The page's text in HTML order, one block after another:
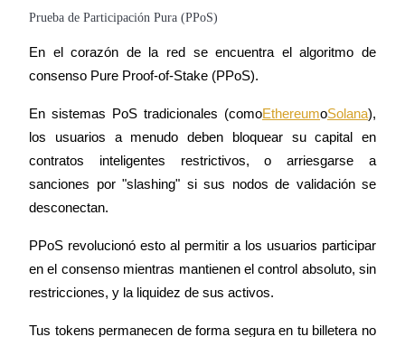
Referencia
Invita a un amigo para recibir recompensas en efectivo
Deposit CASHCAT & Win
Prueba de Participación Pura (PPoS)
En el corazón de la red se encuentra el algoritmo de
consenso Pure Proof-of-Stake (PPoS).
En sistemas PoS tradicionales (comoEthereumoSolana),
los usuarios a menudo deben bloquear su capital en
contratos inteligentes restrictivos, o arriesgarse a
sanciones por "slashing" si sus nodos de validación se
desconectan.
PPoS revolucionó esto al permitir a los usuarios participar
en el consenso mientras mantienen el control absoluto, sin
restricciones, y la liquidez de sus activos.
Tus tokens permanecen de forma segura en tu billetera no